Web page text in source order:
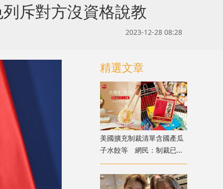
斥對方沒資格說教
2023-12-28 08:28
精選文章
美國擴充制裁清單含國產瓜
子水餃等 網民：制裁已由
「卡脖子」淪為「卡嗓子」